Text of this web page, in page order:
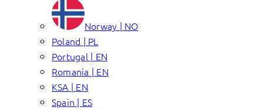
Norway | NO
Poland | PL
Portugal | EN
Romania | EN
KSA | EN
Spain | ES